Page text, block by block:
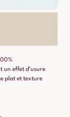
un effet d’usure
plat et texture